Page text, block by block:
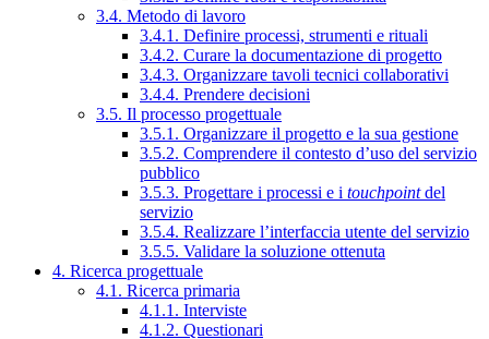
3.4. Metodo di lavoro
3.4.1. Definire processi, strumenti e rituali
3.4.2. Curare la documentazione di progetto
3.4.3. Organizzare tavoli tecnici collaborativi
3.4.4. Prendere decisioni
3.5. Il processo progettuale
3.5.1. Organizzare il progetto e la sua gestione
3.5.2. Comprendere il contesto d’uso del servizio
pubblico
3.5.3. Progettare i processi e i touchpointdel
servizio
3.5.4. Realizzare l’interfaccia utente del servizio
3.5.5. Validare la soluzione ottenuta
4. Ricerca progettuale
4.1. Ricerca primaria
4.1.1. Interviste
4.1.2. Questionari